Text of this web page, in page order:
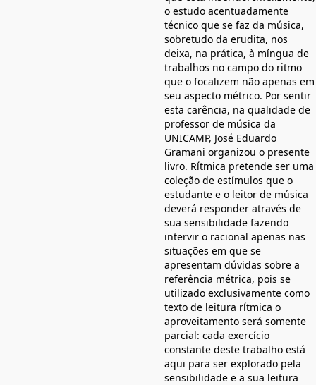
o estudo acentuadamente
técnico que se faz da música,
sobretudo da erudita, nos
deixa, na prática, à míngua de
trabalhos no campo do ritmo
que o focalizem não apenas em
seu aspecto métrico. Por sentir
esta carência, na qualidade de
professor de música da
UNICAMP, José Eduardo
Gramani organizou o presente
livro. Rítmica pretende ser uma
coleção de estímulos que o
estudante e o leitor de música
deverá responder através de
sua sensibilidade fazendo
intervir o racional apenas nas
situações em que se
apresentam dúvidas sobre a
referência métrica, pois se
utilizado exclusivamente como
texto de leitura rítmica o
aproveitamento será somente
parcial: cada exercício
constante deste trabalho está
aqui para ser explorado pela
sensibilidade e a sua leitura